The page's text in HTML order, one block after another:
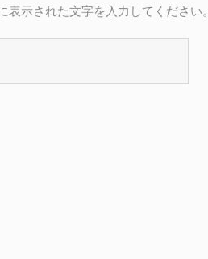
に表示された文字を入力してください。